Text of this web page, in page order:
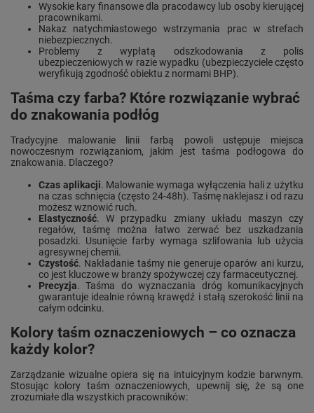
Wysokie kary finansowe dla pracodawcy lub osoby kierującej
pracownikami.
Nakaz natychmiastowego wstrzymania prac w strefach
niebezpiecznych.
Problemy z wypłatą odszkodowania z polis
ubezpieczeniowych w razie wypadku (ubezpieczyciele często
weryfikują zgodność obiektu z normami BHP).
Taśma czy farba? Które rozwiązanie wybrać
do znakowania podłóg
Tradycyjne malowanie linii farbą powoli ustępuje miejsca
nowoczesnym rozwiązaniom, jakim jest taśma podłogowa do
znakowania. Dlaczego?
Czas aplikacji. Malowanie wymaga wyłączenia hali z użytku
na czas schnięcia (często 24-48h). Taśmę naklejasz i od razu
możesz wznowić ruch.
Elastyczność. W przypadku zmiany układu maszyn czy
regałów, taśmę można łatwo zerwać bez uszkadzania
posadzki. Usunięcie farby wymaga szlifowania lub użycia
agresywnej chemii.
Czystość. Nakładanie taśmy nie generuje oparów ani kurzu,
co jest kluczowe w branży spożywczej czy farmaceutycznej.
Precyzja. Taśma do wyznaczania dróg komunikacyjnych
gwarantuje idealnie równą krawędź i stałą szerokość linii na
całym odcinku.
Kolory taśm oznaczeniowych – co oznacza
każdy kolor?
Zarządzanie wizualne opiera się na intuicyjnym kodzie barwnym.
Stosując kolory taśm oznaczeniowych, upewnij się, że są one
zrozumiałe dla wszystkich pracowników: